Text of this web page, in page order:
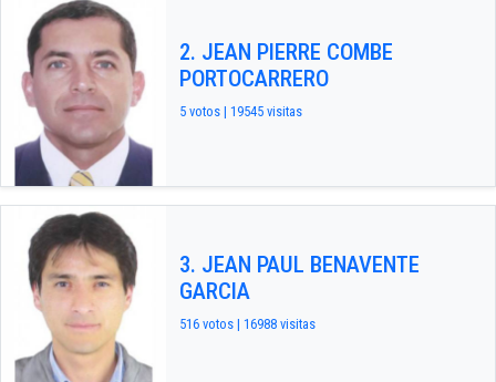
2. JEAN PIERRE COMBE
PORTOCARRERO
5 votos | 19545 visitas
3. JEAN PAUL BENAVENTE
GARCIA
516 votos | 16988 visitas